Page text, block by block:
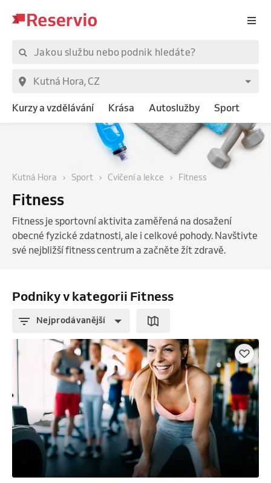
Kurzy a vzdělávání Krása Autoslužby Sport
Kutná Hora Sport Cvičení a lekce Fitness
Fitness
Fitness je sportovní aktivita zaměřená na dosažení
obecné fyzické zdatnosti, ale i celkové pohody. Navštivte
své nejbližší fitness centrum a začněte žít zdravě.
Podniky v kategorii Fitness
Nejprodávanější